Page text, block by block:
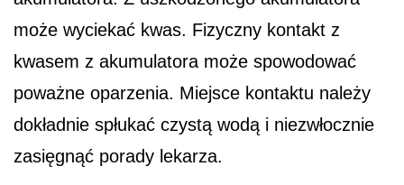
może wyciekać kwas. Fizyczny kontakt z
kwasem z akumulatora może spowodować
poważne oparzenia. Miejsce kontaktu należy
dokładnie spłukać czystą wodą i niezwłocznie
zasięgnąć porady lekarza.